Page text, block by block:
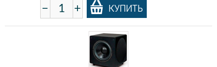
− + КУПИТЬ